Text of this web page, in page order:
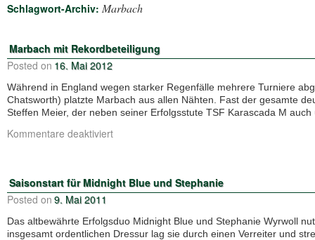
Schlagwort-Archiv: Marbach
Marbach mit Rekordbeteiligung
Posted on 16. Mai 2012
Während in England wegen starker Regenfälle mehrere Turniere
Chatsworth) platzte Marbach aus allen Nähten. Fast der gesamte
Steffen Meier, der neben seiner Erfolgsstute TSF Karascada M
Kommentare deaktiviert
Saisonstart für Midnight Blue und Stephanie
Posted on 9. Mai 2011
Das altbewährte Erfolgsduo Midnight Blue und Stephanie Wyrwoll
insgesamt ordentlichen Dressur lag sie durch einen Verreiter und